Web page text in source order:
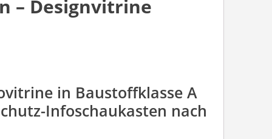
– Designvitrine
in Baustoffklasse A
Infoschaukasten nach